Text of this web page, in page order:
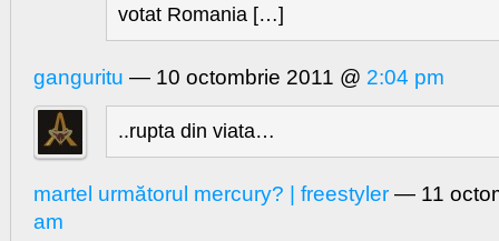
votat Romania […]
ganguritu — 10 octombrie 2011 @ 2:04 pm
..rupta din viata…
martel următorul mercury? | freestyler — 11
am